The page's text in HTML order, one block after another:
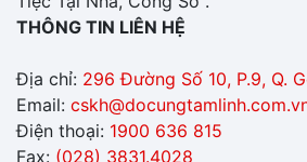
THÔNG TIN LIÊN HỆ
Địa chỉ: 296 Đường Số 10, P.9, Q.
Email:
Điện thoại: 1900 636 815
Fax: (028) 3831.4028